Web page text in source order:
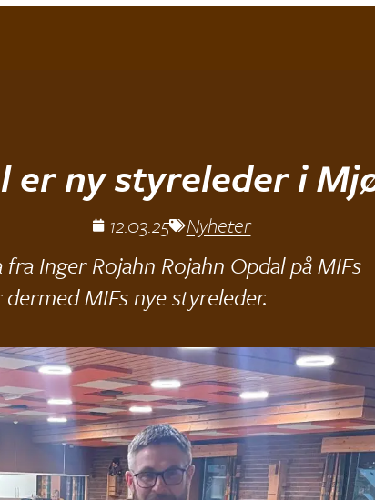
er ny styreleder i
12.03.25 Nyheter
Inger Rojahn Rojahn Opdal på MIFs
MIFs nye styreleder.